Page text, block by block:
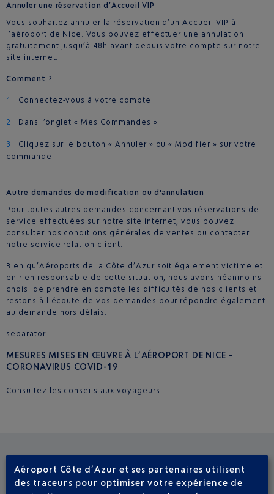
Annuler une réservation d’Accueil VIP
Vous souhaitez annuler la réservation d’un Accueil VIP à
l’aéroport de Nice. Vous pouvez effectuer une annulation
gratuitement jusqu’à 48h avant depuis votre compte sur notre
site internet.
Comment ?
Connectez-vous à votre compte
Dans l’onglet « Mes Commandes »
Cliquez sur le bouton « Annuler » ou « Modifier » sur votre
commande
Autre demandes de modification ou d'annulation
Pour toutes autres demandes concernant vos réservations de
service effectuées sur notre site internet, vous pouvez
consulter nos conditions générales de ventes ou contacter
notre service relation client.
Bien qu’Aéroports de la Côte d’Azur soit également victime et
en rien responsable de cette situation, nous avons néanmoins
choisi de prendre en compte les difficultés de nos clients et
restons à l'écoute de vos demandes pour répondre également
au demande hors délais.
separator
MESURES MISES EN ŒUVRE À L’AÉROPORT DE NICE –
CORONAVIRUS COVID-19
Consultez les conseils aux voyageurs
VOIR LES AUTRES ACTUALITÉS
Aéroport Côte d’Azur et ses partenaires utilisent
des traceurs pour optimiser votre expérience de